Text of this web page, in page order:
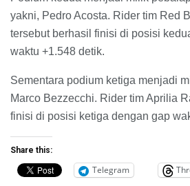
yakni, Pedro Acosta. Rider tim Red
tersebut berhasil finisi di posisi
waktu +1.548 detik.
Sementara podium ketiga menjadi
Marco Bezzecchi. Rider tim Aprilia
finisi di posisi ketiga dengan gap
Share this:
Telegram